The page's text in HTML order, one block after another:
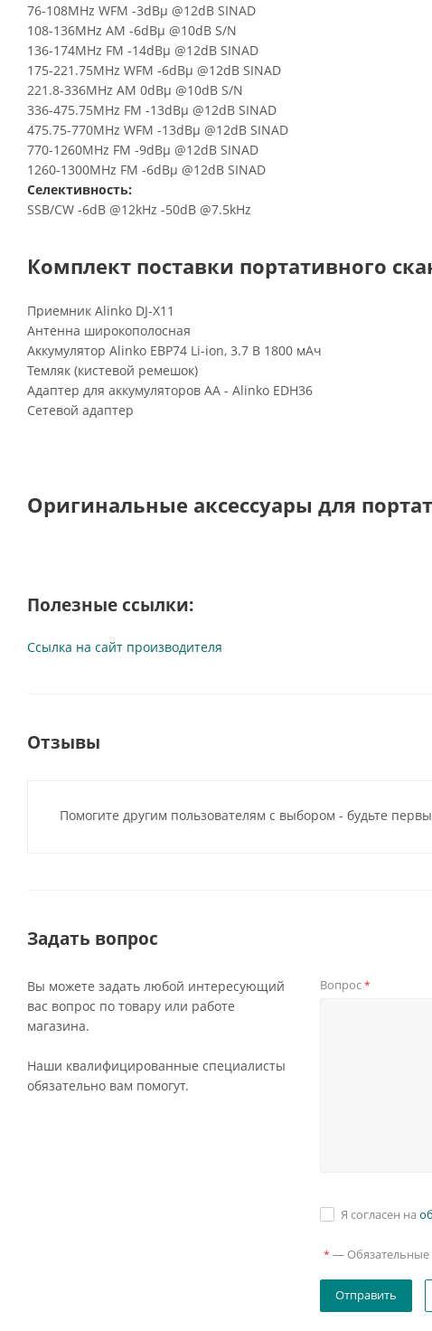
76-108MHz WFM -3dBµ @12dB SINAD
108-136MHz AM -6dBµ @10dB S/N
136-174MHz FM -14dBµ @12dB SINAD
175-221.75MHz WFM -6dBµ @12dB SINAD
221.8-336MHz AM 0dBµ @10dB S/N
336-475.75MHz FM -13dBµ @12dB SINAD
475.75-770MHz WFM -13dBµ @12dB SINAD
770-1260MHz FM -9dBµ @12dB SINAD
1260-1300MHz FM -6dBµ @12dB SINAD
Селективность:
SSB/CW -6dB @12kHz -50dB @7.5kHz
Комплект поставки портативного
Приемник Alinko DJ-X11
Антенна широкополосная
Аккумулятор Alinko EBP74 Li-ion, 3.7 В 1800 мАч
Темляк (кистевой ремешок)
Адаптер для аккумуляторов АА - Alinko EDH36
Сетевой адаптер
Оригинальные аксессуары для
Полезные ссылки:
Ссылка на сайт производителя
Отзывы
Помогите другим пользователям с выбором - будьте
Задать вопрос
Вы можете задать любой интересующий
вас вопрос по товару или работе
магазина.
Наши квалифицированные специалисты
обязательно вам помогут.
Вопрос*
Я согласен на
* — Обязательные